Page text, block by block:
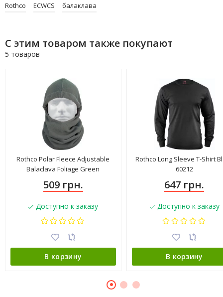
Rothco ECWCS балаклава
С этим товаром также покупают
5 товаров
Rothco Polar Fleece Adjustable
Balaclava Foliage Green
509 грн.
Доступно к заказу
В корзину
Rothco Long Sleeve T-Shirt
60212
647 грн.
Доступно к заказу
В корзину